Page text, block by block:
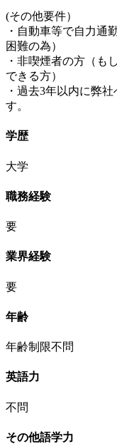
(その他要件）
・自動車等で自力通
困難の為）
・非喫煙者の方（も
できる方）
・過去3年以内に弊
す。
学歴
大学
職務経験
要
業界経験
要
年齢
年齢制限不問
英語力
不問
その他語学力